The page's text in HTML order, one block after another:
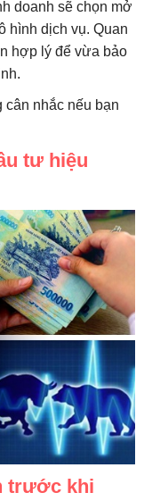
doanh sẽ chọn mở
hình dịch vụ. Quan
hợp lý để vừa bảo
nhắc nếu bạn
tư hiệu
trước khi